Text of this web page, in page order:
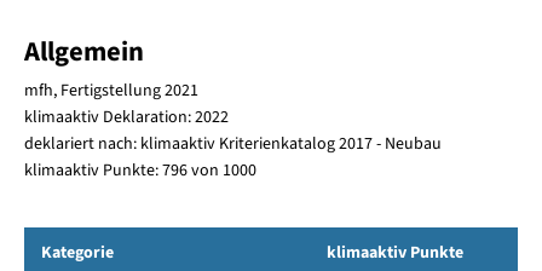
Allgemein
mfh, Fertigstellung 2021
klimaaktiv Deklaration: 2022
deklariert nach: klimaaktiv Kriterienkatalog 2017 - Neubau
klimaaktiv Punkte: 796 von 1000
Kategorie klimaaktiv Punkte